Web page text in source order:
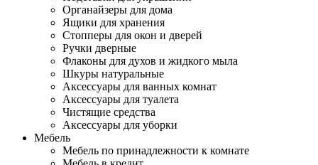
Органайзеры для дома
Ящики для хранения
Стопперы для окон и дверей
Ручки дверные
Флаконы для духов и жидкого мыла
Шкуры натуральные
Аксессуары для ванных комнат
Аксессуары для туалета
Чистящие средства
Аксессуары для уборки
Мебель
Мебель по принадлежности к комнате